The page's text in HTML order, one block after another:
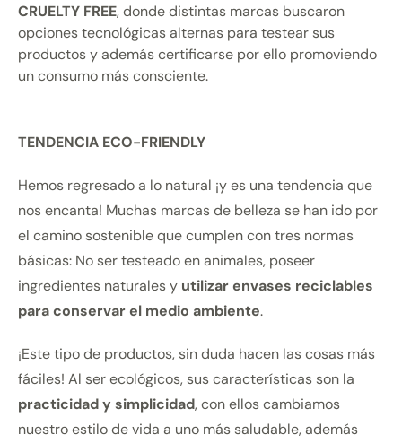
CRUELTY FREE, donde distintas marcas buscaron
opciones tecnológicas alternas para testear sus
productos y además certificarse por ello promoviendo
un consumo más consciente.
TENDENCIA ECO-FRIENDLY
Hemos regresado a lo natural ¡y es una tendencia que
nos encanta! Muchas marcas de belleza se han ido por
el camino sostenible que cumplen con tres normas
básicas: No ser testeado en animales, poseer
ingredientes naturales y utilizarenvases reciclables
para conservar el medio ambiente.
¡Este tipo de productos, sin duda hacen las cosas más
fáciles! Al ser ecológicos, sus características son la
practicidad y simplicidad, con ellos cambiamos
nuestro estilo de vida a uno más saludable, además